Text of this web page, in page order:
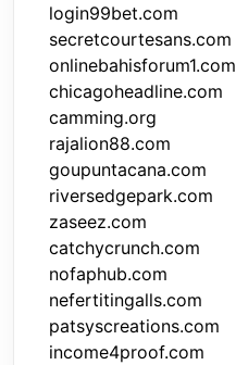
login99bet.com
secretcourtesans.com
onlinebahisforum1.com
chicagoheadline.com
camming.org
rajalion88.com
goupuntacana.com
riversedgepark.com
zaseez.com
catchycrunch.com
nofaphub.com
nefertitingalls.com
patsyscreations.com
income4proof.com